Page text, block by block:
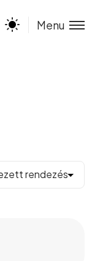
Menu